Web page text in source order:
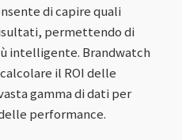
di capire quali
permettendo di
intelligente. Brandwatch
il ROI delle
gamma di dati per
performance.